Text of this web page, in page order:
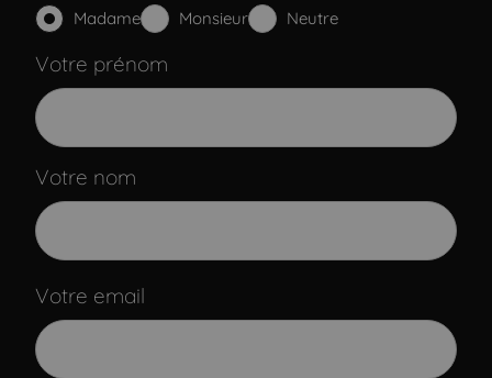
Madame Monsieur Neutre
Votre prénom
Votre nom
Votre email